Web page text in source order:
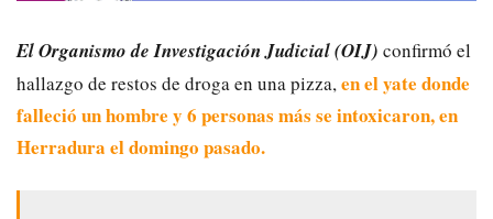
El Organismo de Investigación Judicial (OIJ) confirmó el
hallazgo de restos de droga en una pizza,en el yate donde
falleció un hombre y 6 personas más se intoxicaron, en
Herradura el domingo pasado.